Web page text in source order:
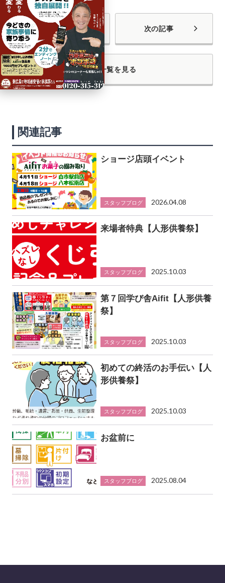
前の記事 次の記事
一覧を見る
関連記事
ショージ店頭イベント
スタッフブログ 2026.04.08
来場者特典【人形供養祭】
スタッフブログ 2025.10.03
第７回学び舎Aifit【人形供養
祭】
スタッフブログ 2025.10.03
初めての終活のお手伝い【人
形供養祭】
スタッフブログ 2025.10.03
お盆前に
スタッフブログ 2025.08.04